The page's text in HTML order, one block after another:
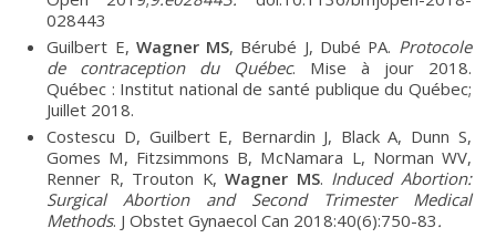
028443
Guilbert E, Wagner MS, Bérubé J, Dubé PA. Protocole
de contraception du Québec. Mise à jour 2018.
Québec : Institut national de santé publique du Québec;
Juillet 2018.
Costescu D, Guilbert E, Bernardin J, Black A, Dunn S,
Gomes M, Fitzsimmons B, McNamara L, Norman WV,
Renner R, Trouton K,Wagner MS. Induced Abortion:
Surgical Abortion and Second Trimester Medical
Methods. J Obstet Gynaecol Can 2018:40(6):750-83.